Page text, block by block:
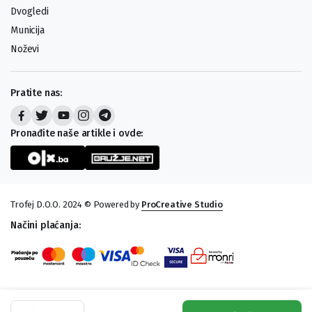
Dvogledi
Municija
Noževi
Pratite nas:
Pronađite naše artikle i ovde:
Trofej D.O.O. 2024 © Powered by ProCreative Studio
Načini plaćanja: